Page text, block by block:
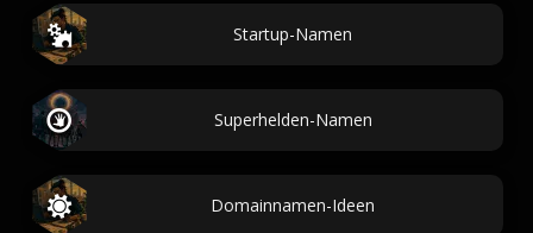
Startup-Namen
Superhelden-Namen
Domainnamen-Ideen